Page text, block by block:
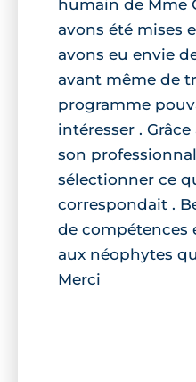
humain de Mme
avons été mises
avons eu envie
avant même de
programme
intéresser .
son
sélectionner ce
correspondait .
de compétences
aux néophytes
Merci